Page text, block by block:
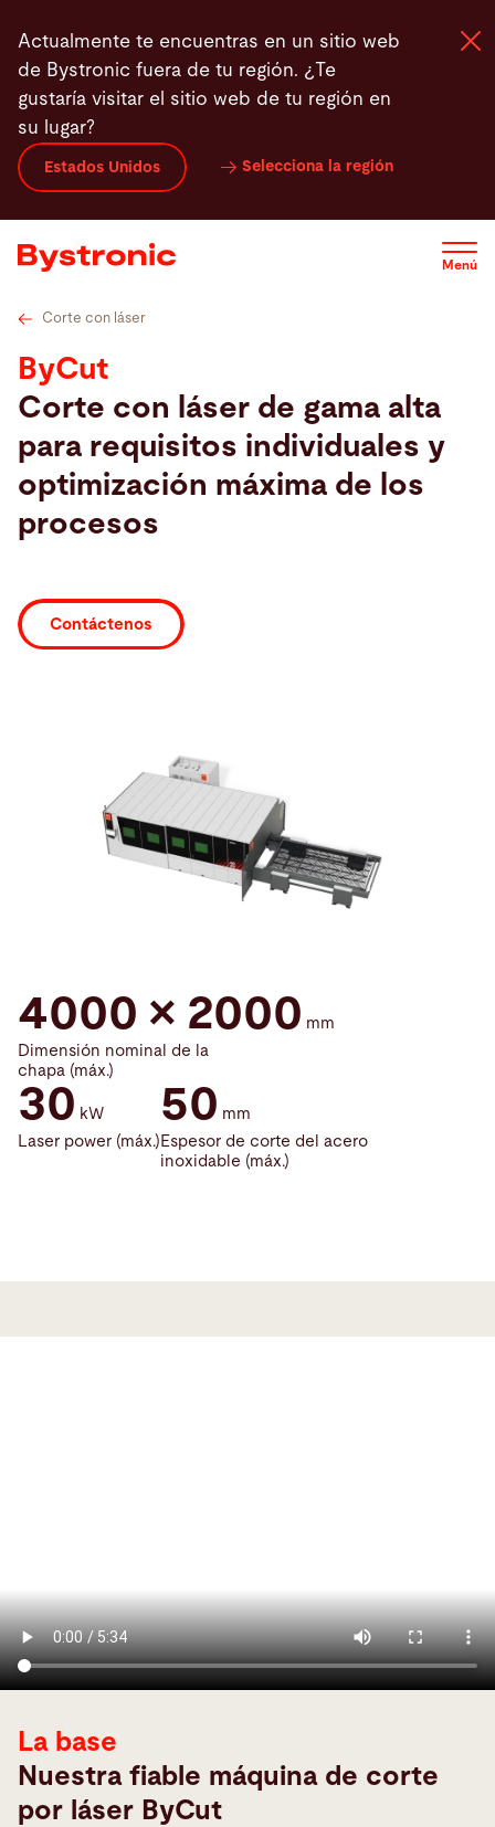
contenido
principal
Actualmente te encuentras en un sitio web
de Bystronic fuera de tu región. ¿Te
gustaría visitar el sitio web de tu región en
su lugar?
Estados Unidos Selecciona la región
Menú
Máquinas y Software
Servicios
Sala de prensa
Grecia · EspañolContacto
ByCut Configurar
Corte con láser
ByCut
Corte con láser de gama alta
para requisitos individuales y
optimización máxima de los
procesos
Contáctenos
4000 × 2000 mm
Dimensión nominal de la
chapa (máx.)
30 kW
Laser power (máx.)
50 mm
Espesor de corte del acero
inoxidable (máx.)
La base
Nuestra fiable máquina de corte
por láser ByCut